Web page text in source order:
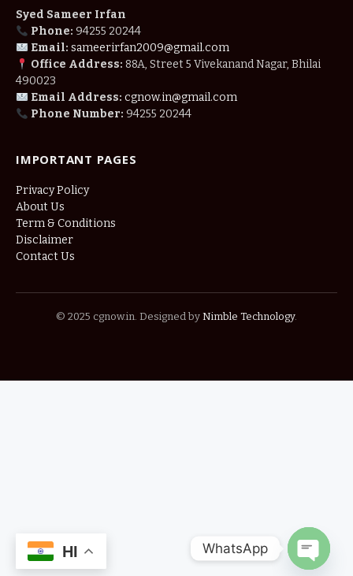
Syed Sameer Irfan
Phone: 94255 20244
Email: sameerirfan2009@gmail.com
Office Address: 88A, Street 5 Vivekanand Nagar, Bhilai
490023
Email Address: cgnow.in@gmail.com
Phone Number: 94255 20244
IMPORTANT PAGES
Privacy Policy
About Us
Term & Conditions
Disclaimer
Contact Us
© 2025 cgnow.in. Designed by Nimble Technology.
HI WhatsApp